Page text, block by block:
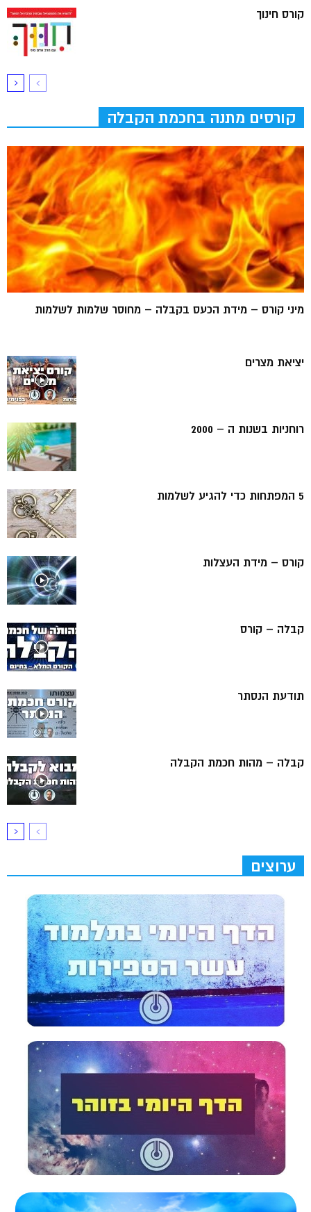
קורס חינוך
קורסים מתנה בחכמת הקבלה
מיני קורס – מידת הכעס בקבלה – מחוסר שלמות לשלמות
יציאת מצרים
רוחניות בשנות ה – 2000
5 המפתחות כדי להגיע לשלמות
קורס – מידת העצלות
קבלה – קורס
תודעת הנסתר
קבלה – מהות חכמת הקבלה
ערוצים